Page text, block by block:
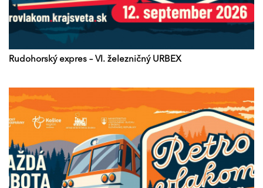
Rudohorský expres – VI. železničný URBEX